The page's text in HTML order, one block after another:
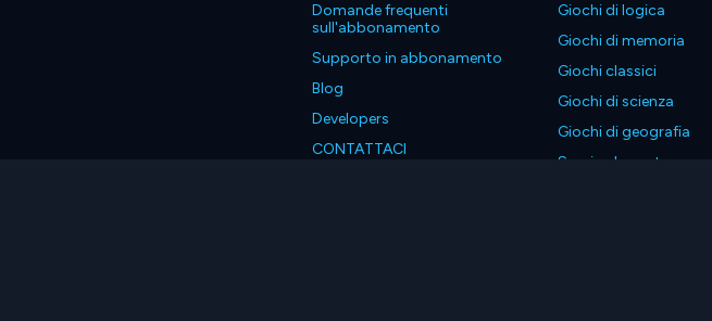
Domande frequenti
sull'abbonamento
Supporto in abbonamento
Blog
Developers
CONTATTACI
Giochi di logica
Giochi di memoria
Giochi classici
Giochi di scienza
Giochi di geografia
Scarica le nostre app